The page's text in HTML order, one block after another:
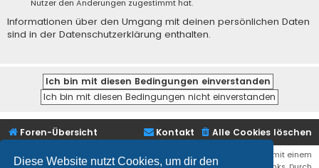
Diese Website nutzt Cookies, um dir den
Nutzer den Änderungen zugestimmt hat.
Informationen über den Umgang mit deinen persönlichen Daten
sind in der Datenschutzerklärung enthalten.
Foren-Übersicht Alle Cookies löschen
Kontakt
Bei den Links zu Shops (Amazon, Ebay, Aliexpress, ...) und Links, die mit einem